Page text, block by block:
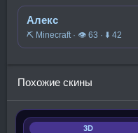
Алекс
⛏️ Minecraft · 👁 63 · ⬇ 42
Похожие скины
3D